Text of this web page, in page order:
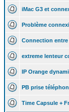
iMac G3 et
Problème
Connection entre
extreme lenteur
IP Orange
PB prise
Time Capsule +